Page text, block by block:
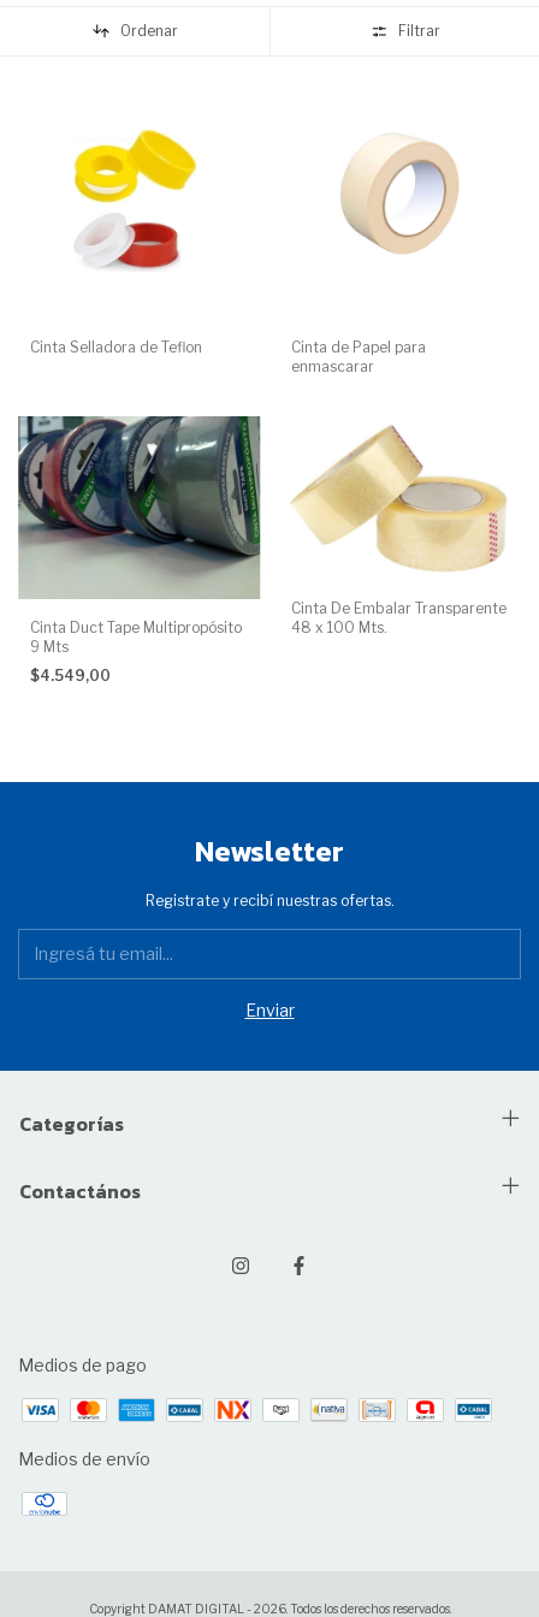
Ordenar Filtrar
Cinta Selladora de Teflon
Cinta de Papel para
enmascarar
Cinta Duct Tape Multipropósito
9 Mts
$4.549,00
Cinta De Embalar Transparente
48 x 100 Mts.
Newsletter
Registrate y recibí nuestras ofertas.
Categorías
Contactános
Medios de pago
Medios de envío
Copyright DAMAT DIGITAL - 2026. Todos los derechos reservados.